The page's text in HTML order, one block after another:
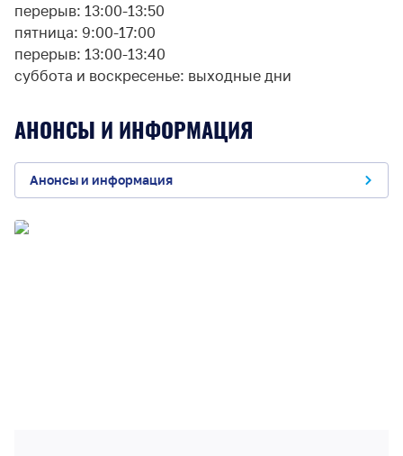
перерыв: 13:00-13:50
пятница: 9:00-17:00
перерыв: 13:00-13:40
суббота и воскресенье: выходные дни
АНОНСЫ И ИНФОРМАЦИЯ
Анонсы и информация